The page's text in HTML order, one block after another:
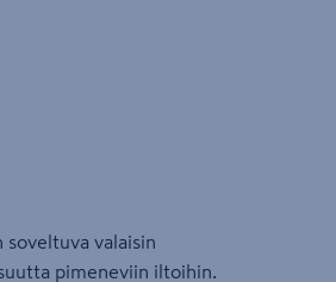
valaisin
pimeneviin iltoihin.